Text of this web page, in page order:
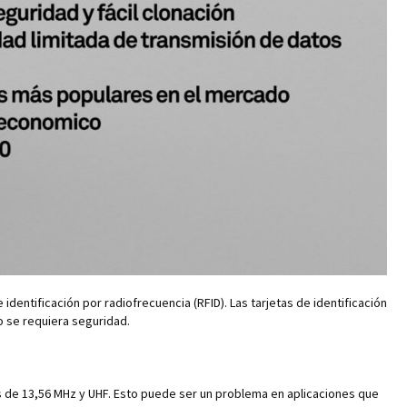
por radiofrecuencia (RFID). Las tarjetas de identificación
se requiera seguridad.
13,56 MHz y UHF. Esto puede ser un problema en aplicaciones que